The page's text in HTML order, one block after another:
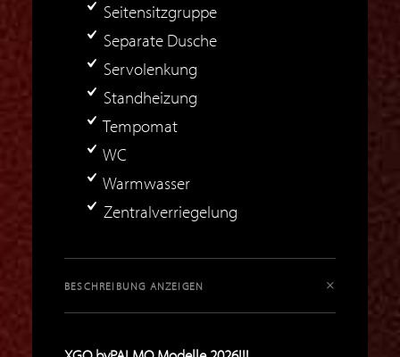
Seitensitzgruppe
Separate Dusche
Servolenkung
Standheizung
Tempomat
WC
Warmwasser
Zentralverriegelung
BESCHREIBUNG ANZEIGEN